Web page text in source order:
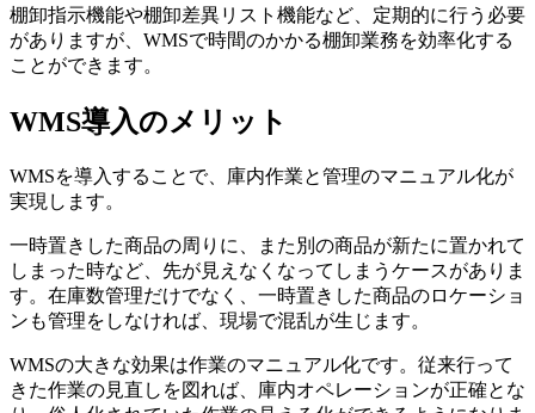
棚卸指示機能や棚卸差異リスト機能など、定期的に行う必要
がありますが、WMSで時間のかかる棚卸業務を効率化する
ことができます。
WMS導入のメリット
WMSを導入することで、庫内作業と管理のマニュアル化が
実現します。
一時置きした商品の周りに、また別の商品が新たに置かれて
しまった時など、先が見えなくなってしまうケースがありま
す。在庫数管理だけでなく、一時置きした商品のロケーショ
ンも管理をしなければ、現場で混乱が生じます。
WMSの大きな効果は作業のマニュアル化です。従来行って
きた作業の見直しを図れば、庫内オペレーションが正確とな